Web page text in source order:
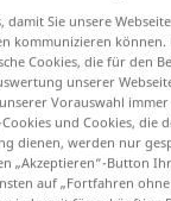
damit Sie unsere
kommunizieren können.
Cookies, die für den
unserer
Vorauswahl
und Cookies, die
dienen, werden nur
„Akzeptieren“-Button
auf „Fortfahren